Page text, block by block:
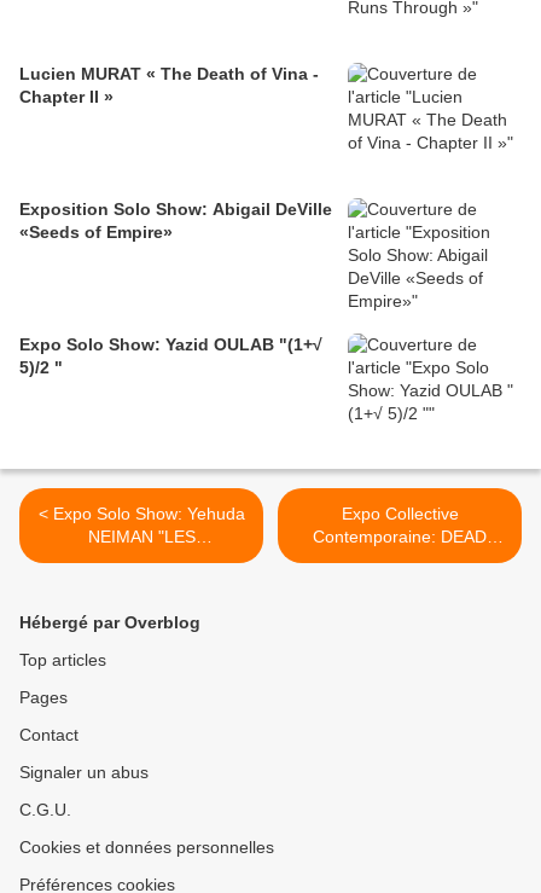
Lucien MURAT « The Death of Vina -
Chapter II »
Exposition Solo Show: Abigail DeVille
«Seeds of Empire»
Expo Solo Show: Yazid OULAB "(1+√
5)/2 "
< Expo Solo Show: Yehuda
NEIMAN "LES
ÉROTIQUES"
Expo Collective
Contemporaine: DEAD
RINGERS >
Hébergé par Overblog
Top articles
Pages
Contact
Signaler un abus
C.G.U.
Cookies et données personnelles
Préférences cookies